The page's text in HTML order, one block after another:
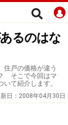
るのはな
住戸の価格が違う
そこで今回はマ
て紹介します。
日： 2008年04月30日